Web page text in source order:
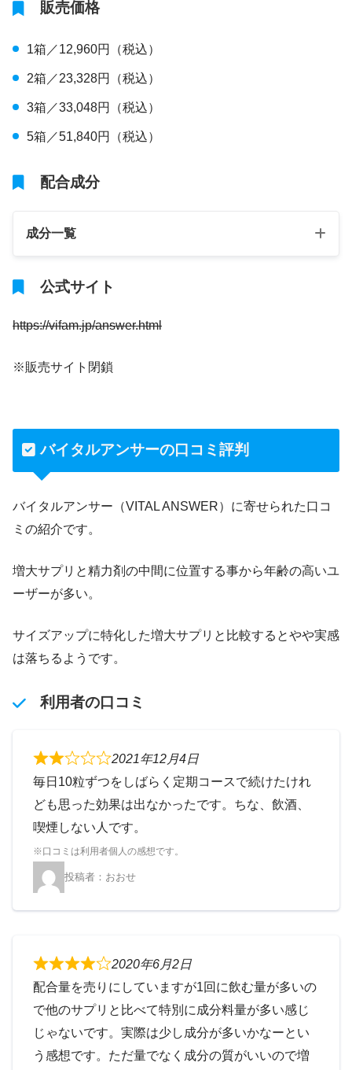
販売価格
1箱／12,960円（税込）
2箱／23,328円（税込）
3箱／33,048円（税込）
5箱／51,840円（税込）
配合成分
成分一覧
公式サイト
https://vifam.jp/answer.html
※販売サイト閉鎖
バイタルアンサーの口コミ評判
バイタルアンサー（VITAL ANSWER）に寄せられた口コ
ミの紹介です。
増大サプリと精力剤の中間に位置する事から年齢の高いユ
ーザーが多い。
サイズアップに特化した増大サプリと比較するとやや実感
は落ちるようです。
利用者の口コミ
2021年12月4日
毎日10粒ずつをしばらく定期コースで続けたけれ
ども思った効果は出なかったです。ちな、飲酒、
喫煙しない人です。
おおせ
2020年6月2日
配合量を売りにしていますが1回に飲む量が多いの
で他のサプリと比べて特別に成分料量が多い感じ
じゃないです。実際は少し成分が多いかなーとい
う感想です。ただ量でなく成分の質がいいので増